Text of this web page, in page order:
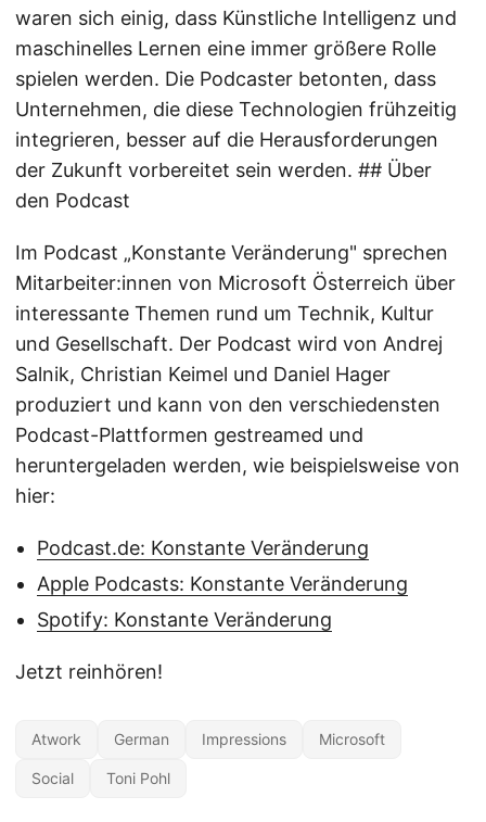
waren sich einig, dass Künstliche Intelligenz und
maschinelles Lernen eine immer größere Rolle
spielen werden. Die Podcaster betonten, dass
Unternehmen, die diese Technologien frühzeitig
integrieren, besser auf die Herausforderungen
der Zukunft vorbereitet sein werden. ## Über
den Podcast
Im Podcast „Konstante Veränderung" sprechen
Mitarbeiter:innen von Microsoft Österreich über
interessante Themen rund um Technik, Kultur
und Gesellschaft. Der Podcast wird von Andrej
Salnik, Christian Keimel und Daniel Hager
produziert und kann von den verschiedensten
Podcast-Plattformen gestreamed und
heruntergeladen werden, wie beispielsweise von
hier:
Podcast.de: Konstante Veränderung
Apple Podcasts: Konstante Veränderung
Spotify: Konstante Veränderung
Jetzt reinhören!
Atwork German Impressions Microsoft
Social Toni Pohl